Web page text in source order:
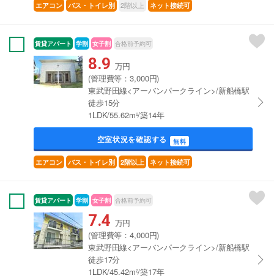
エアコン バス・トイレ別 2階以上 ネット接続可
賃貸アパート 学割 女子割 合格前予約可
8.9 万円
(管理費等：3,000円)
東武野田線<アーバンパークライン>/新船橋駅
徒歩15分
1LDK/55.62m²/築14年
空室状況を確認する 無料
エアコン バス・トイレ別 2階以上 ネット接続可
賃貸アパート 学割 女子割 合格前予約可
7.4 万円
(管理費等：4,000円)
東武野田線<アーバンパークライン>/新船橋駅
徒歩17分
1LDK/45.42m²/築17年